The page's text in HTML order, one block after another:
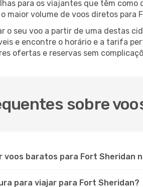
para os viajantes que têm
maior volume de voos diretos para
o seu voo a partir de uma destas
e encontre o horário e a tarifa
ofertas e reservas sem
sobre
voos baratos para Fort Sheridan
para viajar para Fort Sheridan?